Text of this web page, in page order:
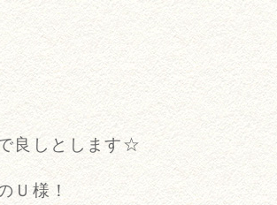
良しとします☆
Ｕ様！